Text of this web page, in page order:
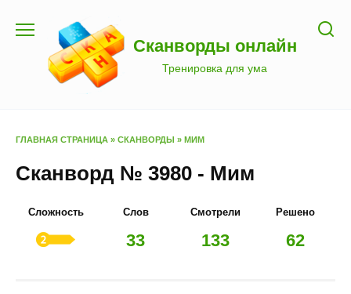
содержанию
Сканворды онлайн
Тренировка для ума
ГЛАВНАЯ СТРАНИЦА » СКАНВОРДЫ » МИМ
Сканворд № 3980 - Мим
Сложность Слов
33
Смотрели
133
Решено
62